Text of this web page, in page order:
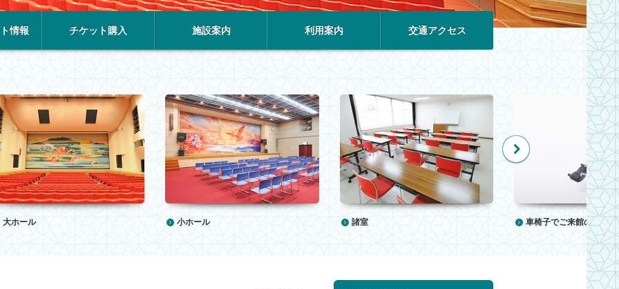
情報 チケット購入 施設案内 利用案内 交通アクセス
大ホール 小ホール 諸室 車椅子でご来館のお客様